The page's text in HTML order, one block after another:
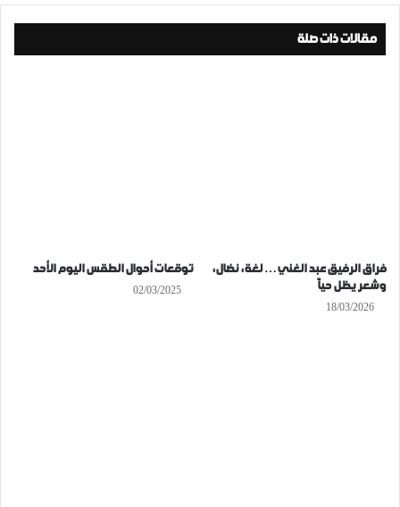
مقالات ذات صلة
فراق الرفيق عبد الغني… لغة، نضال،
وشعر يظل حياً
18/03/2026
توقعات أحوال الطقس اليوم الأحد
02/03/2025